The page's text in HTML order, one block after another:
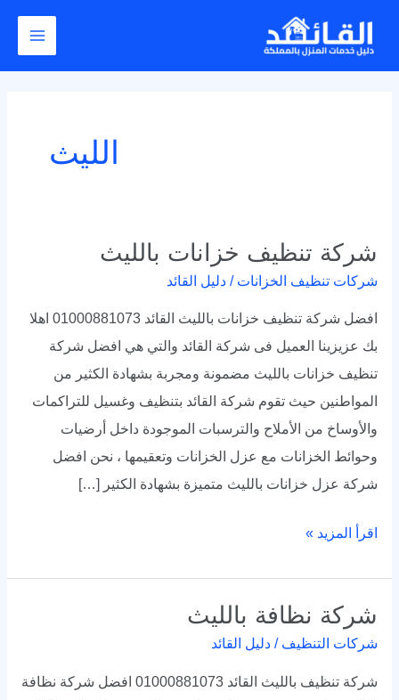
المحتوى
Main
الليث
شركة تنظيف خزانات بالليث
شركات تنظيف الخزانات / دليل القائد
افضل شركة تنظيف خزانات بالليث القائد 01000881073 اهلا
بك عزيزينا العميل فى شركة القائد والتي هي افضل شركة
تنظيف خزانات بالليث مضمونة ومجربة بشهادة الكثير من
المواطنين حيث تقوم شركة القائد بتنظيف وغسيل للتراكمات
والأوساخ من الأملاح والترسبات الموجودة داخل أرضيات
وحوائط الخزانات مع عزل الخزانات وتعقيمها ، نحن افضل
شركة عزل خزانات بالليث متميزة بشهادة الكثير […]
شركة
تنظيف
اقرأ المزيد »
شركة نظافة بالليث
شركات التنظيف / دليل القائد
شركة تنظيف بالليث القائد 01000881073 افضل شركة نظافة
شركة
نظافة